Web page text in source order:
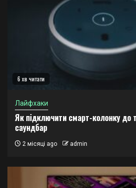
6 хв читати
Лайфхаки
Як підключити смарт-колонку до
саундбар
2 місяці ago admin